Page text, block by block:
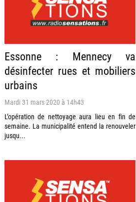
Essonne : Mennecy va
désinfecter rues et mobiliers
urbains
Mardi 31 mars 2020 à 14h43
L’opération de nettoyage aura lieu en fin de
semaine. La municipalité entend la renouveler
jusqu...